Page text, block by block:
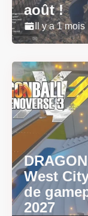
août !
Il y a 1 mois
West
de
2027